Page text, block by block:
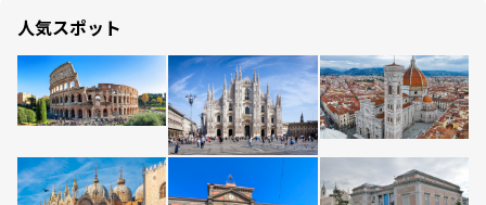
人気スポット